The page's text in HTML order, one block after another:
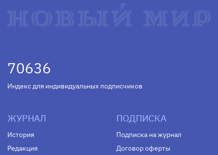
70636
Индекс для индивидуальных подписчиков
ЖУРНАЛ
История
Редакция
ПОДПИСКА
Подписка на журнал
Договор оферты